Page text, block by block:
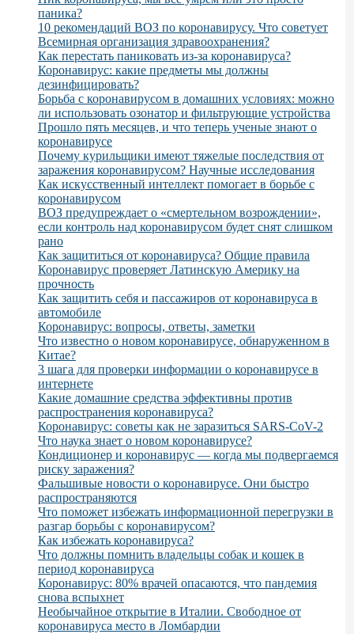
паника?
10 рекомендаций ВОЗ по коронавирусу. Что советует
Всемирная организация здравоохранения?
Как перестать паниковать из-за коронавируса?
Коронавирус: какие предметы мы должны
дезинфицировать?
Борьба с коронавирусом в домашних условиях: можно
ли использовать озонатор и фильтрующие устройства
Прошло пять месяцев, и что теперь ученые знают о
коронавирусе
Почему курильщики имеют тяжелые последствия от
заражения коронавирусом? Научные исследования
Как искусственный интеллект помогает в борьбе с
коронавирусом
ВОЗ предупреждает о «смертельном возрождении»,
если контроль над коронавирусом будет снят слишком
рано
Как защититься от коронавируса? Общие правила
Коронавирус проверяет Латинскую Америку на
прочность
Как защитить себя и пассажиров от коронавируса в
автомобиле
Коронавирус: вопросы, ответы, заметки
Что известно о новом коронавирусе, обнаруженном в
Китае?
3 шага для проверки информации о коронавирусе в
интернете
Какие домашние средства эффективны против
распространения коронавируса?
Коронавирус: советы как не заразиться SARS-CoV-2
Что наука знает о новом коронавирусе?
Кондиционер и коронавирус — когда мы подвергаемся
риску заражения?
Фальшивые новости о коронавирусе. Они быстро
распространяются
Что поможет избежать информационной перегрузки в
разгар борьбы с коронавирусом?
Как избежать коронавируса?
Что должны помнить владельцы собак и кошек в
период коронавируса
Коронавирус: 80% врачей опасаются, что пандемия
снова вспыхнет
Необычайное открытие в Италии. Свободное от
коронавируса место в Ломбардии